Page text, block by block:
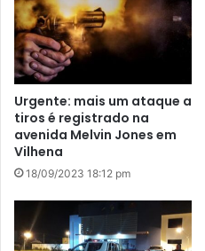
Urgente: mais um ataque a
tiros é registrado na
avenida Melvin Jones em
Vilhena
18/09/2023 18:12 pm